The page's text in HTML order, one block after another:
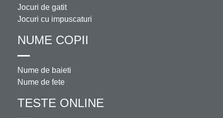
Jocuri de gatit
Jocuri cu impuscaturi
NUME COPII
Nume de baieti
Nume de fete
TESTE ONLINE